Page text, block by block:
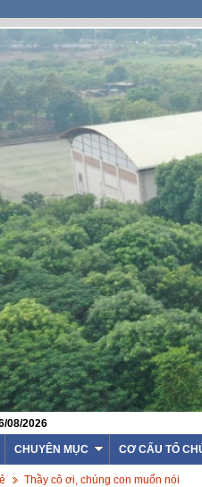
08/2026
CHUYÊN MỤC CƠ CẤU TỔ
Thầy cô ơi, chúng con muốn nói